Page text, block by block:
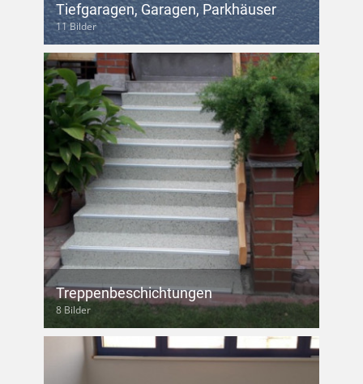
Tiefgaragen, Garagen, Parkhäuser
11 Bilder
Treppenbeschichtungen
8 Bilder